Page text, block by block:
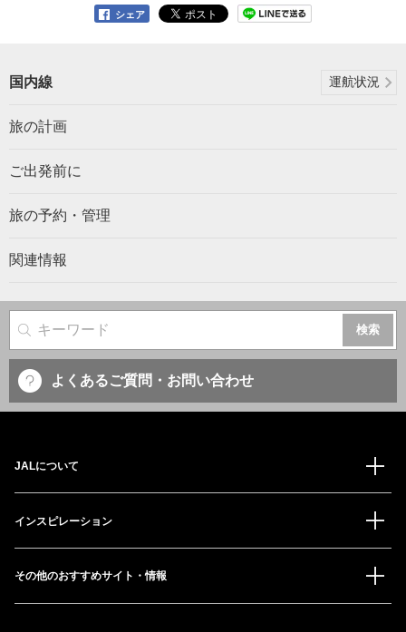
シェア
国内線 運航状況
旅の計画
ご出発前に
旅の予約・管理
関連情報
サイト内検索
よくあるご質問・お問い合わせ
JALについて
インスピレーション
その他のおすすめサイト・情報